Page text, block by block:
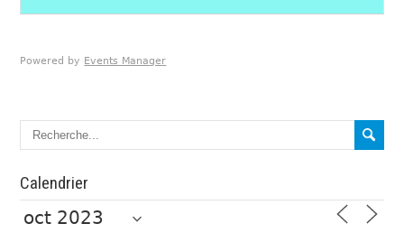
Powered by Events Manager
Calendrier